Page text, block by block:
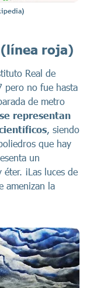
(línea roja)
Real de
pero no fue hasta
de metro
se representan
, siendo
que hay
un
¡Las luces de
amenizan la